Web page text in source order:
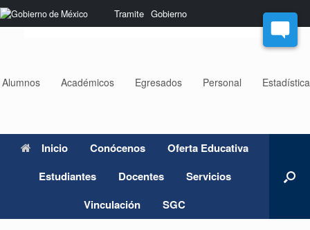
Nota:
este
sistema
Tramite Gobierno
Saltar
al
Alumnos Académicos Egresados Personal
Inicio Conócenos
Oferta Educativa
Estudiantes
Docentes
Servicios
Vinculación
SGC